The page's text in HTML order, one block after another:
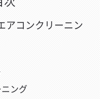
アコンクリーニン
ング